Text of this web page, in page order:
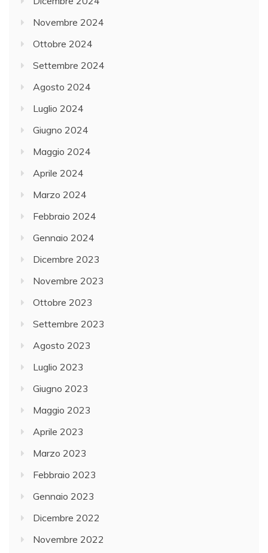
Novembre 2024
Ottobre 2024
Settembre 2024
Agosto 2024
Luglio 2024
Giugno 2024
Maggio 2024
Aprile 2024
Marzo 2024
Febbraio 2024
Gennaio 2024
Dicembre 2023
Novembre 2023
Ottobre 2023
Settembre 2023
Agosto 2023
Luglio 2023
Giugno 2023
Maggio 2023
Aprile 2023
Marzo 2023
Febbraio 2023
Gennaio 2023
Dicembre 2022
Novembre 2022